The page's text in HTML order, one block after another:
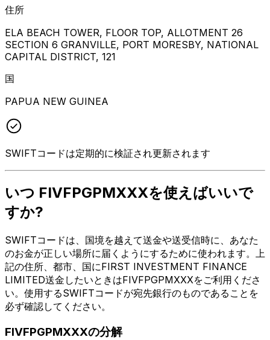
住所
ELA BEACH TOWER, FLOOR TOP, ALLOTMENT 26
SECTION 6 GRANVILLE, PORT MORESBY, NATIONAL
CAPITAL DISTRICT, 121
国
PAPUA NEW GUINEA
SWIFTコードは定期的に検証され更新されます
いつ FIVFPGPMXXXを使えばいいで
すか?
SWIFTコードは、国境を越えて送金や送受信時に、あなた
のお金が正しい場所に届くようにするために使われます。上
記の住所、都市、国にFIRST INVESTMENT FINANCE
LIMITED送金したいときはFIVFPGPMXXXをご利用くださ
い。使用するSWIFTコードが宛先銀行のものであることを
必ず確認してください。
FIVFPGPMXXXの分解